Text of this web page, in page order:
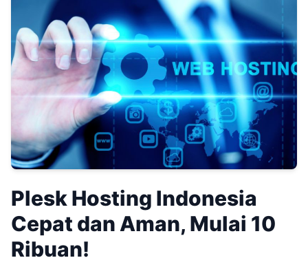
Plesk Hosting Indonesia
Cepat dan Aman, Mulai 10
Ribuan!